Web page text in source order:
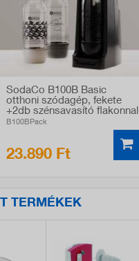
SodaCo B100B Basic
otthoni szódagép, fekete
+2db szénsavasító flakonnal
B100BPack
23.890 Ft
TERMÉKEK